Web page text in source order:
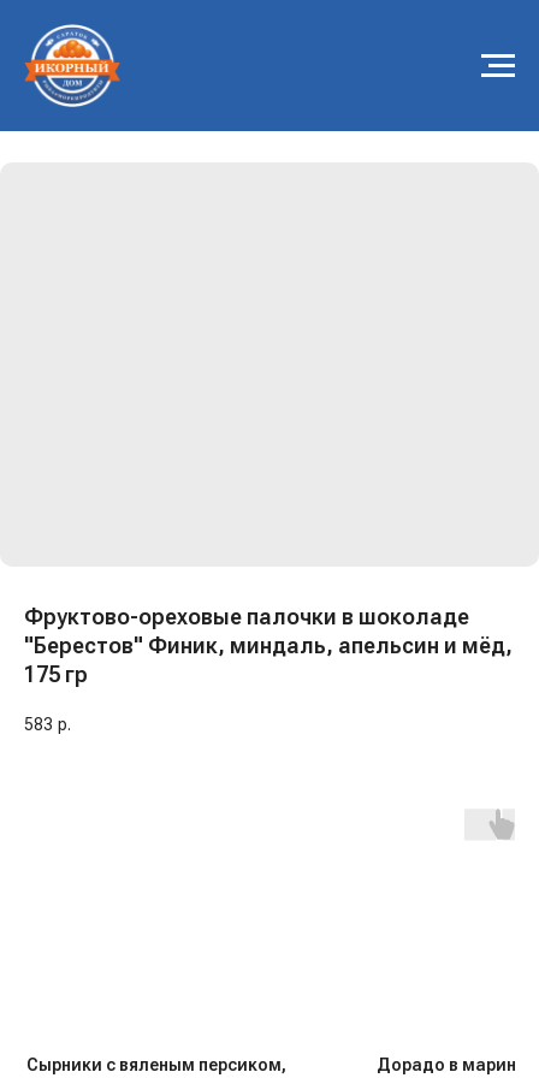
Фруктово-ореховые палочки в шоколаде
"Берестов" Финик, миндаль, апельсин и мёд,
175 гр
583 р.
Сырники с вяленым персиком,
Дорадо в